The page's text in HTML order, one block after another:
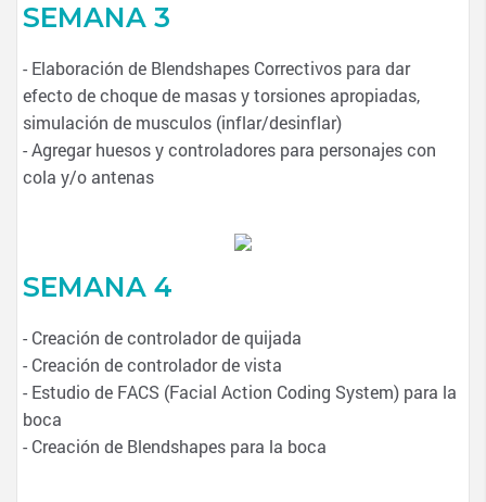
SEMANA 3
- Elaboración de Blendshapes Correctivos para dar
efecto de choque de masas y torsiones apropiadas,
simulación de musculos (inflar/desinflar)
- Agregar huesos y controladores para personajes con
cola y/o antenas
SEMANA 4
- Creación de controlador de quijada
- Creación de controlador de vista
- Estudio de FACS (Facial Action Coding System) para la
boca
- Creación de Blendshapes para la boca